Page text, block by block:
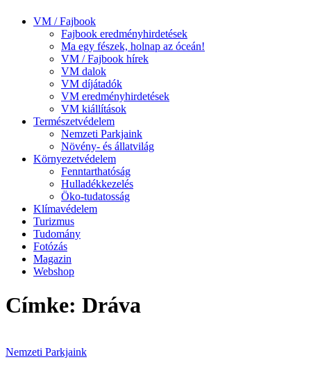
VM / Fajbook
Fajbook eredményhirdetések
Ma egy fészek, holnap az óceán!
VM / Fajbook hírek
VM dalok
VM díjátadók
VM eredményhirdetések
VM kiállítások
Természetvédelem
Nemzeti Parkjaink
Növény- és állatvilág
Környezetvédelem
Fenntarthatóság
Hulladékkezelés
Öko-tudatosság
Klímavédelem
Turizmus
Tudomány
Fotózás
Magazin
Webshop
Címke: Dráva
Nemzeti Parkjaink